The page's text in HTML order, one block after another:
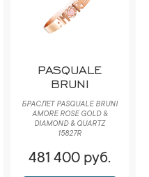
PASQUALE
BRUNI
БРАСЛЕТ PASQUALE BRUNI
AMORE ROSE GOLD &
DIAMOND & QUARTZ
15827R
481 400 руб.